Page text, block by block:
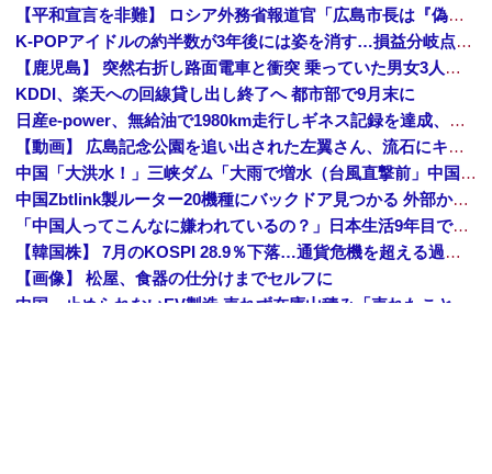
【平和宣言を非難】 ロシア外務省報道官「広島市長は『偽りの呪文』繰り返している」
K-POPアイドルの約半数が3年後には姿を消す…損益分岐点突破は4％未満
【鹿児島】 突然右折し路面電車と衝突 乗っていた男女3人は車を放置しダッシュで逃走中
KDDI、楽天への回線貸し出し終了へ 都市部で9月末に
日産e-power、無給油で1980km走行しギネス記録を達成、無駄な発電や送電ロスなくEVよりエコを証明
【動画】 広島記念公園を追い出された左翼さん、流石にキモすぎて炎上
中国「大洪水！」三峡ダム「大雨で増水（台風直撃前」中国ダム「緊急放流！」中国鉄道「列車が走行中に流される」中国避難所「支援物資は有料です」謎の勢力「え」→
中国Zbtlink製ルーター20機種にバックドア見つかる 外部から完全制御のおそれ
「中国人ってこんなに嫌われているの？」日本生活9年目で明かす本心！
【韓国株】 7月のKOSPI 28.9％下落…通貨危機を超える過去最大の下げ幅
【画像】 松屋、食器の仕分けまでセルフに